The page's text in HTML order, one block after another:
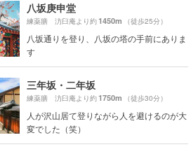
八坂庚申堂
練薬膳 汸臼庵より約1450m （徒歩25分）
八坂通りを登り、八坂の塔の手前にありま
す
三年坂・二年坂
練薬膳 汸臼庵より約1750m （徒歩30分）
人が沢山居て登りながら人を避けるのが大
変でした（笑）